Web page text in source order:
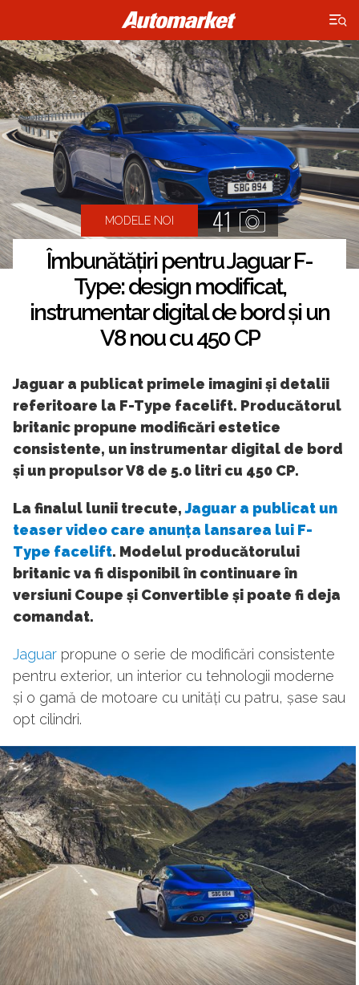
×
MODELE NOI 41
Îmbunătățiri pentru Jaguar F-
Type: design modificat,
instrumentar digital de bord și un
V8 nou cu 450 CP
Jaguar a publicat primele imagini și detalii
referitoare la F-Type facelift. Producătorul
britanic propune modificări estetice
consistente, un instrumentar digital de bord
și un propulsor V8 de 5.0 litri cu 450 CP.
La finalul lunii trecute,Jaguar a publicat un
teaser video care anunța lansarea lui F-
Type facelift. Modelul producătorului
britanic va fi disponibil în continuare în
versiuni Coupe și Convertible și poate fi deja
comandat.
Jaguar propune o serie de modificări consistente
pentru exterior, un interior cu tehnologii moderne
și o gamă de motoare cu unități cu patru, șase sau
opt cilindri.